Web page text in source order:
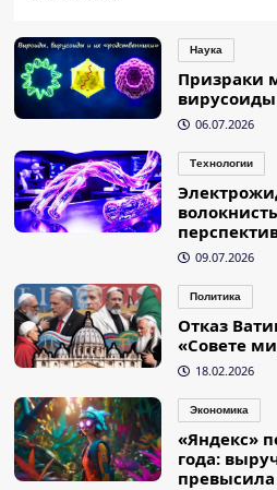
Наука
Призраки
06.07.2026
Технологии
09.07.2026
Политика
Отказ
«Совете
18.02.2026
Экономика
«Яндекс»
года:
превысила